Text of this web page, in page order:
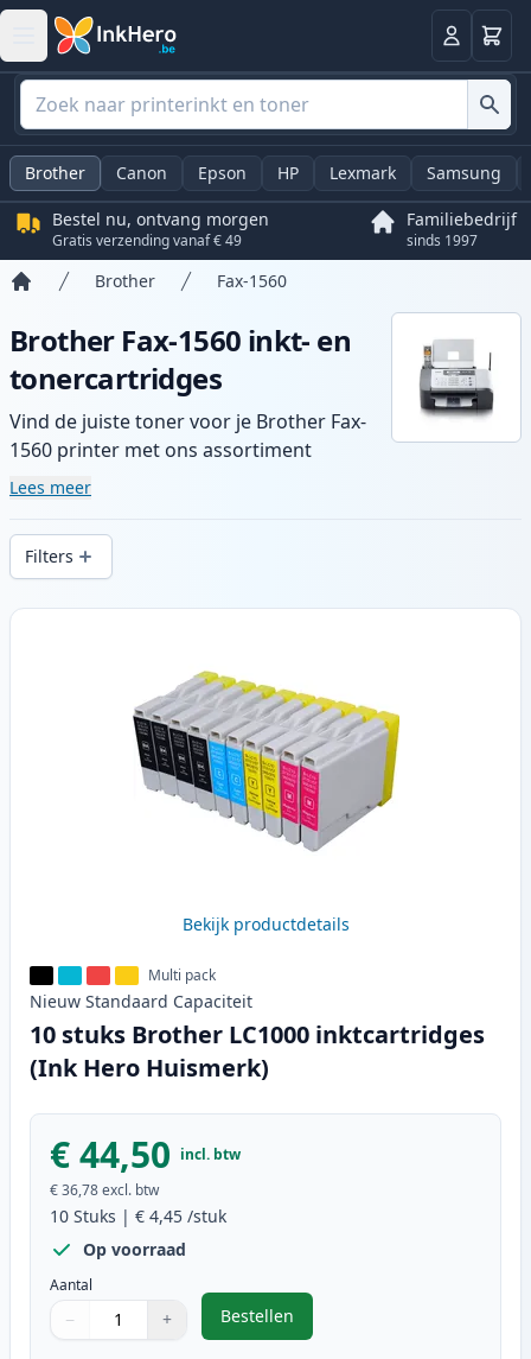
Log in
Brother Canon Epson HP Lexmark Samsung
Bestel nu, ontvang morgen
Gratis verzending vanaf € 49
Familiebedrijf
sinds 1997
Brother Fax-1560
Brother Fax-1560 inkt- en
tonercartridges
Vind de juiste toner voor je Brother Fax-
1560 printer met ons assortiment
compatibele en high-yield cartridges.
snelle levering vanuit lokale voorraad in .
Lees meer
Filters
Producten
Bekijk productdetails
Multi pack
Nieuw Standaard Capaciteit
10 stuks Brother LC1000 inktcartridges
(Ink Hero Huismerk)
€ 44,50 incl. btw
€ 36,78excl. btw
10 Stuks | € 4,45 /stuk
Op voorraad
Aantal
Gebruik de knoppen om aan te passen
− +
1
Bestellen
,10 stuks Brother LC1000